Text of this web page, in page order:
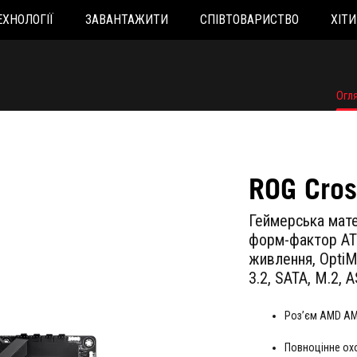
ЗАВАНТАЖИТИ СПІВТОВАРИСТВО
ROG
Геймерська
форм-фактор
живлення,
3.2, SATA, M.2,
Роз’єм AMD
Повноцінне